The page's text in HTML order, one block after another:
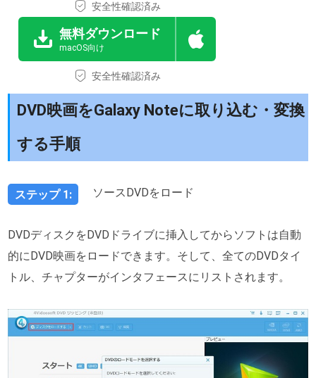
安全性確認済み
無料ダウンロード
macOS向け
安全性確認済み
DVD映画をGalaxy Noteに取り込む・変換
する手順
ステップ 1: ソースDVDをロード
DVDディスクをDVDドライブに挿入してからソフトは自動
的にDVD映画をロードできます。そして、全てのDVDタイ
トル、チャプターがインタフェースにリストされます。